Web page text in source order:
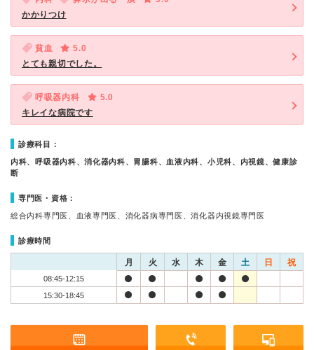
かかりつけ
貧血
5.0
とても親切でした。
呼吸器内科
5.0
キレイな病院です
診療科目：
内科、呼吸器内科、消化器内科、胃腸科、血液内科、小児科、内視鏡、健康診
断
専門医・資格：
総合内科専門医、血液専門医、消化器病専門医、消化器内視鏡専門医
診療時間
月 火 水 木 金 土 日 祝
08:45-12:15
15:30-18:45